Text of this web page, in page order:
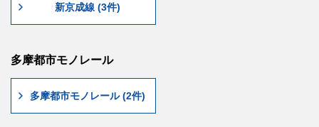
新京成線 (3件)
多摩都市モノレール
多摩都市モノレール (2件)